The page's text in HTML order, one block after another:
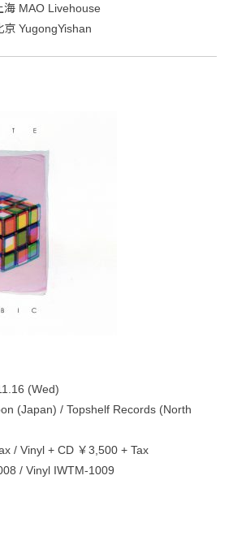
海 MAO Livehouse
YugongYishan
(Wed)
(Japan) / Topshelf Records (North
/ Vinyl + CD ￥3,500 + Tax
/ Vinyl IWTM-1009